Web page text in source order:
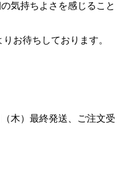
気持ちよさを感じること
お待ちしております。
木）最終発送、ご注文受